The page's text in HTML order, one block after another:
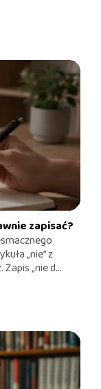
zapisać?
„nie” z
„nie d...